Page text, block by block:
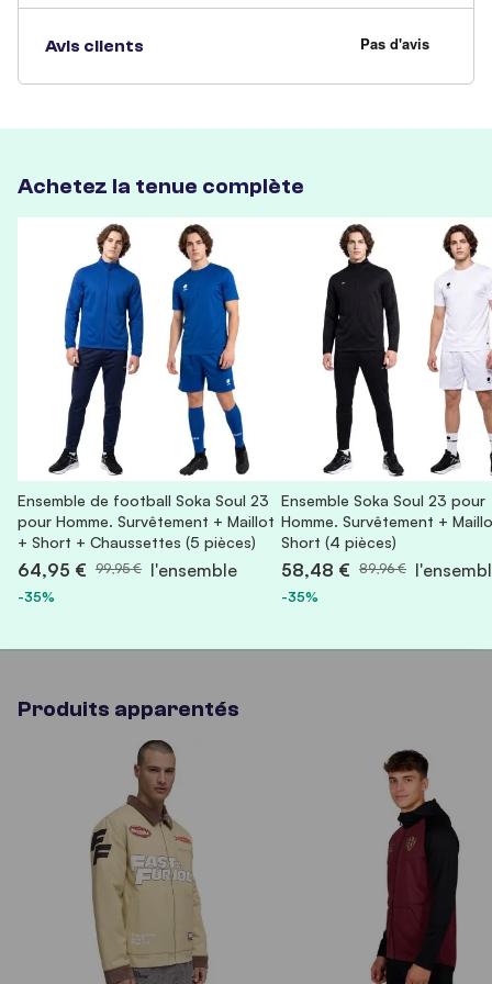
Avis clients
Achetez la tenue complète
Ensemble de football Soka Soul 23
pour Homme. Survêtement + Maillot
+ Short + Chaussettes (5 pièces)
64,95 € 99,95 € l'ensemble
-35%
Ensemble Soka Soul 23 pour
Homme. Survêtement +
Short (4 pièces)
58,48 € 89,96 €
-35%
Produits apparentés